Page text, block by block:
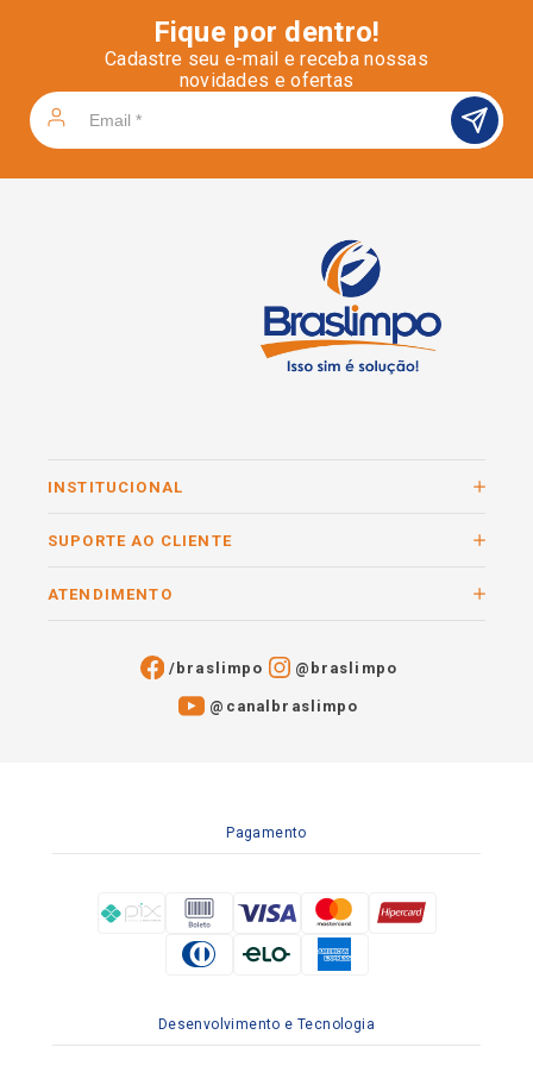
Fique por dentro!
Cadastre seu e-mail e receba nossas
novidades e ofertas
INSTITUCIONAL
SUPORTE AO CLIENTE
ATENDIMENTO
/braslimpo @braslimpo
@canalbraslimpo​
Pagamento
Desenvolvimento e Tecnologia